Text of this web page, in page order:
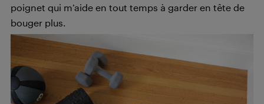
poignet qui m’aide en tout temps à garder en tête de
bouger plus.